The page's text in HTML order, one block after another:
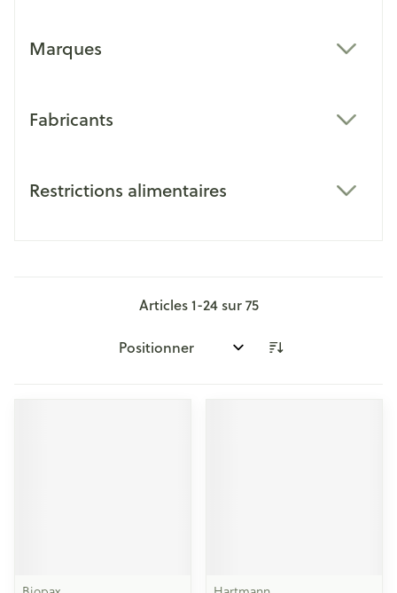
Marques
Fabricants
Restrictions alimentaires
Articles1-24sur75
Trier par: